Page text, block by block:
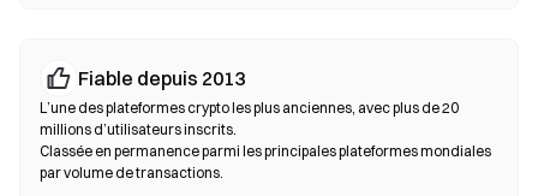
Tradez en peer-to-peer sans intermédiaires. Les DEX utilisent
des smart contracts pour exécuter les swaps on-chain, sans
inscription ni vérification d’identité. Connectez un wallet
compatible, sélectionnez votre paire de tokens, définissez la
tolérance de slippage puis confirmez le swap. Des frais de gas
Fiable depuis 2013
L’une des plateformes crypto les plus anciennes, avec plus de 20
millions d’utilisateurs inscrits.
Classée en permanence parmi les principales plateformes mondiales
par volume de transactions.